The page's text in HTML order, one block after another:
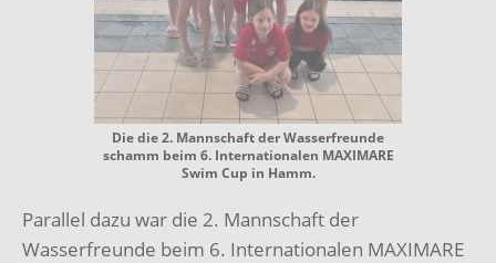
Die die 2. Mannschaft der Wasserfreunde
schamm beim 6. Internationalen MAXIMARE
Swim Cup in Hamm.
Parallel dazu war die 2. Mannschaft der
Wasserfreunde beim 6. Internationalen MAXIMARE